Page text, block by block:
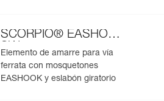
SCORPIO® EASHOOK
SW
Elemento de amarre para vía
ferrata con mosquetones
EASHOOK y eslabón giratorio